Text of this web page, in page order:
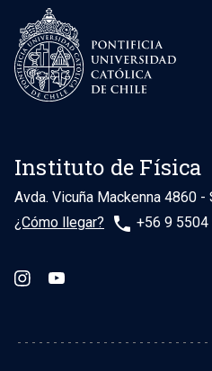
Instituto de Física
Avda. Vicuña Mackenna 4860 -
¿Cómo llegar?
phone +56 9 5504